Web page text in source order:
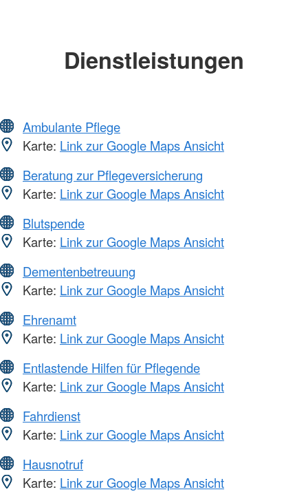
Dienstleistungen
Ambulante Pflege
Karte: Link zur Google Maps Ansicht
Beratung zur Pflegeversicherung
Karte: Link zur Google Maps Ansicht
Blutspende
Karte: Link zur Google Maps Ansicht
Dementenbetreuung
Karte: Link zur Google Maps Ansicht
Ehrenamt
Karte: Link zur Google Maps Ansicht
Entlastende Hilfen für Pflegende
Karte: Link zur Google Maps Ansicht
Fahrdienst
Karte: Link zur Google Maps Ansicht
Hausnotruf
Karte: Link zur Google Maps Ansicht